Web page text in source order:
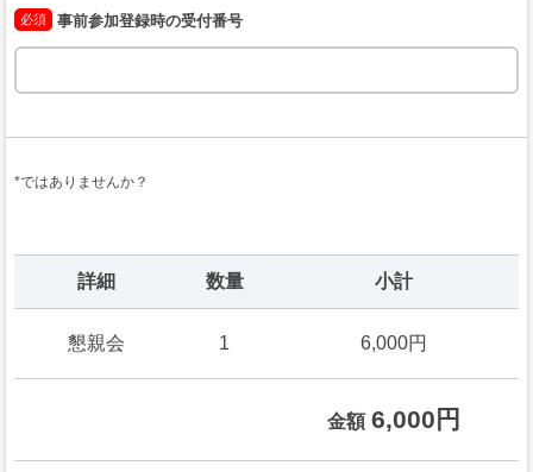
必須 事前参加登録時の受付番号
*ではありませんか？
詳細 数量 小計
懇親会 1 6,000円
金額 6,000円